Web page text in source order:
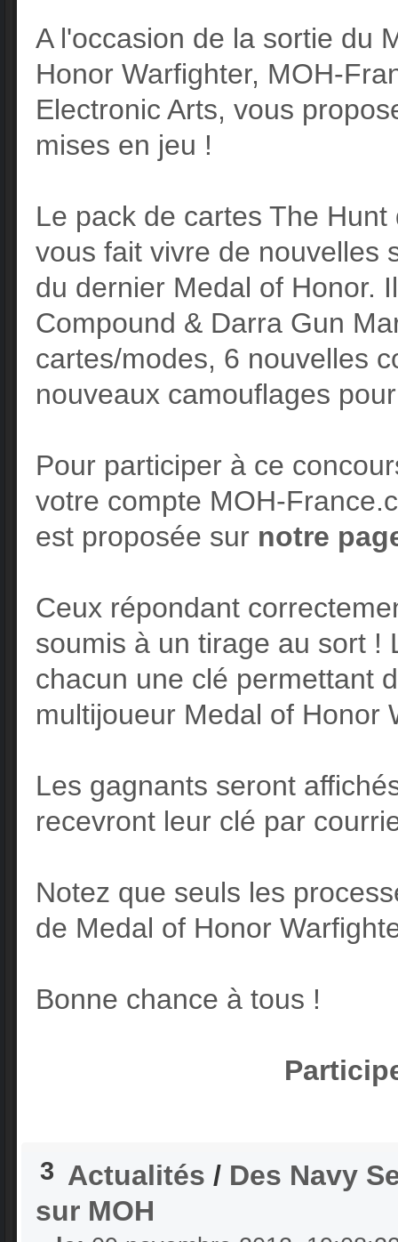
A l'occasion de la sortie du
Honor Warfighter, MOH-
Electronic Arts, vous
mises en jeu !
Le pack de cartes The
vous fait vivre de nouvelles
du dernier Medal of Honor.
Compound & Darra Gun
cartes/modes, 6 nouvelles
nouveaux camouflages
Pour participer à ce
votre compte MOH-
est proposée sur notre
Ceux répondant
soumis à un tirage au sort !
chacun une clé permettant
multijoueur Medal of Honor
Les gagnants seront
recevront leur clé par
Notez que seuls les
de Medal of Honor
Bonne chance à tous !
3 Actualités / Des Navy
sur MOH